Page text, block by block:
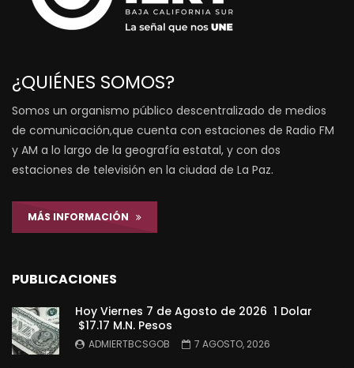
¿QUIÉNES SOMOS?
Somos un organismo público descentralizado de medios
de comunicación,que cuenta con estaciones de Radio FM
y AM a lo largo de la geografía estatal, y con dos
estaciones de televisión en la ciudad de La Paz.
MÁS INFORMACIÓN
PUBLICACIONES
Hoy Viernes 7 de Agosto de 2026 1 Dolar
$17.17 M.N. Pesos
ADMIERTBCSGOB 7 AGOSTO, 2026